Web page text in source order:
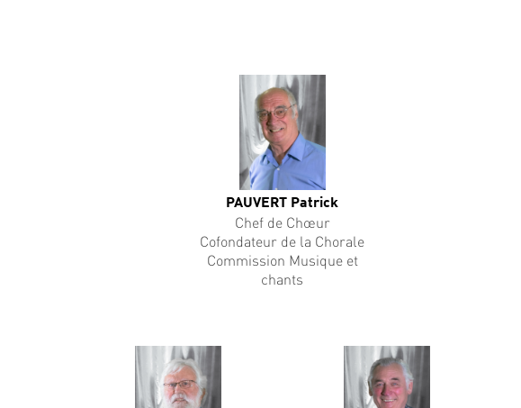
PAUVERT Patrick
Chef de Chœur
Cofondateur de la Chorale
Commission Musique et
chants